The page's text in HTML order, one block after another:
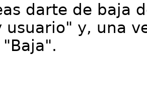
darte de baja
usuario" y, una